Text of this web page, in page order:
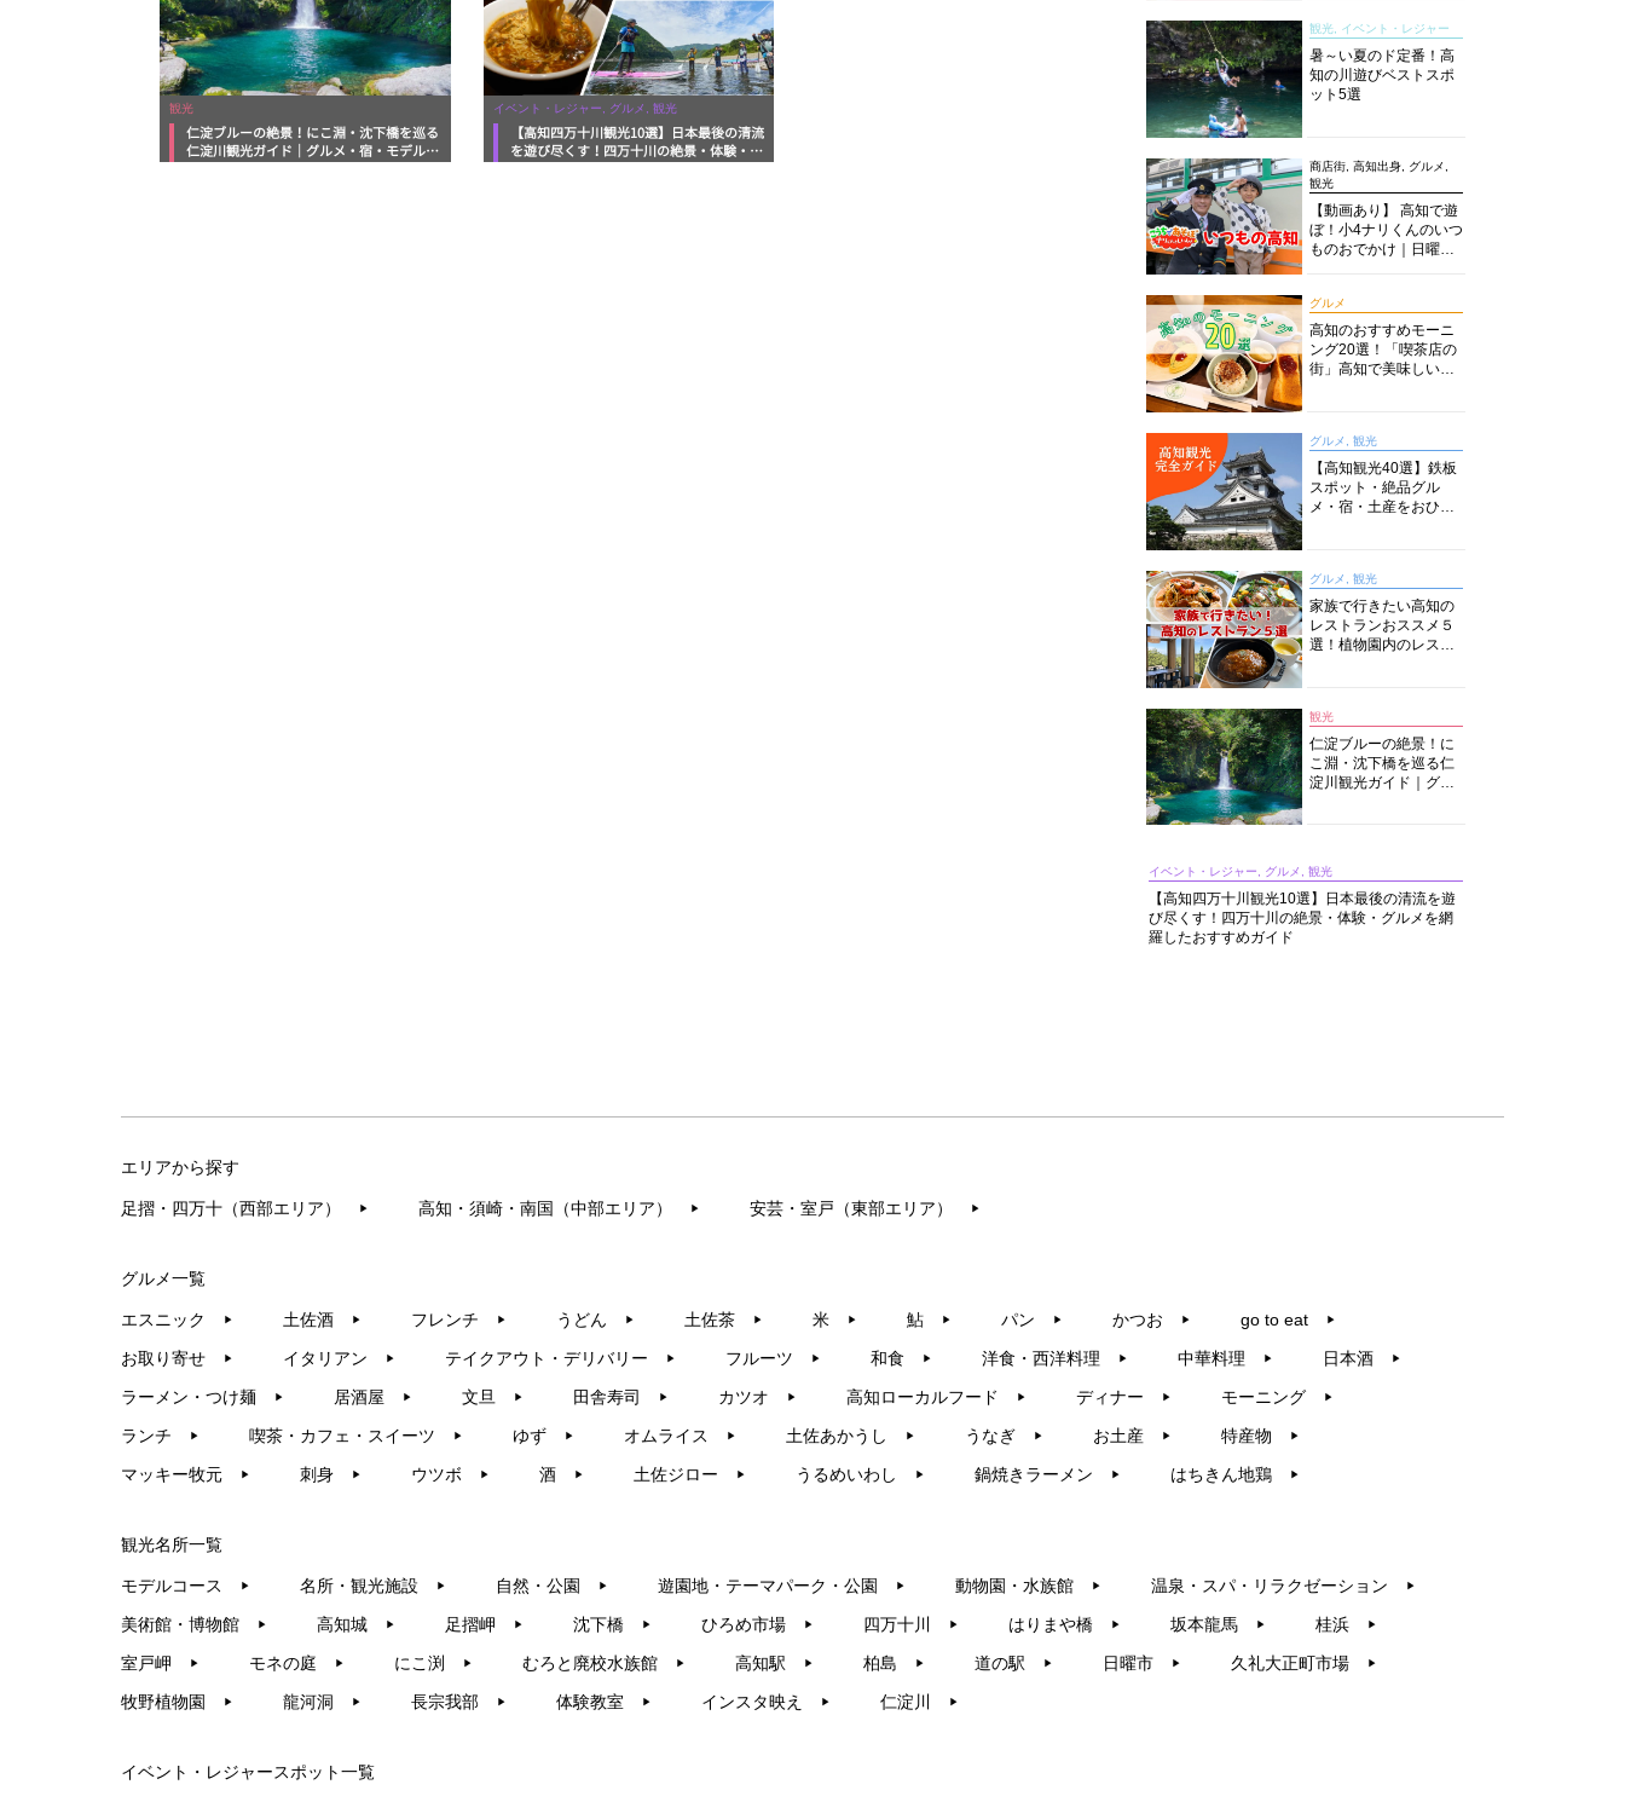
観光
仁淀ブルーの絶景！にこ淵・沈下橋を巡る
仁淀川観光ガイド｜グルメ・宿・モデルコ
イベント・レジャー, グルメ, 観光
【高知四万十川観光10選】日本最後の清流
を遊び尽くす！四万十川の絶景・体験・グ
説！
観光, イベント・レジャー
暑～い夏のド定番！高
知の川遊びベストスポ
ット5選
商店街, 高知出身, グルメ,
観光
【動画あり】 高知で遊
ぼ！小4ナリくんのいつ
ものおでかけ｜日曜市
グルメ
高知のおすすめモーニ
ング20選！「喫茶店の
街」高知で美味しい喫
グルメ, 観光
【高知観光40選】鉄板
スポット・絶品グル
メ・宿・土産をおひと
グルメ, 観光
家族で行きたい高知の
レストランおススメ５
選！植物園内のレスト
観光
仁淀ブルーの絶景！に
こ淵・沈下橋を巡る仁
淀川観光ガイド｜グル
イベント・レジャー, グルメ, 観光
【高知四万十川観光10選】日本最後の清流を遊
び尽くす！四万十川の絶景・体験・グルメを網
羅したおすすめガイド
エリアから探す
足摺・四万十（西部エリア） ▶︎ 高知・須崎・南国（中部エリア） ▶︎ 安芸・室戸（東部エリア） ▶︎
グルメ一覧
エスニック ▶︎ 土佐酒 ▶︎ フレンチ ▶︎ うどん ▶︎ 土佐茶 ▶︎ 米 ▶︎ 鮎 ▶︎ パン ▶︎ かつお ▶︎ go to eat ▶︎
お取り寄せ ▶︎ イタリアン ▶︎ テイクアウト・デリバリー ▶︎ フルーツ ▶︎ 和食 ▶︎ 洋食・西洋料理 ▶︎ 中華料理 ▶︎ 日本酒 ▶︎
ラーメン・つけ麺 ▶︎ 居酒屋 ▶︎ 文旦 ▶︎ 田舎寿司 ▶︎ カツオ ▶︎ 高知ローカルフード ▶︎ ディナー ▶︎ モーニング ▶︎
ランチ ▶︎ 喫茶・カフェ・スイーツ ▶︎ ゆず ▶︎ オムライス ▶︎ 土佐あかうし ▶︎ うなぎ ▶︎ お土産 ▶︎ 特産物 ▶︎
マッキー牧元 ▶︎ 刺身 ▶︎ ウツボ ▶︎ 酒 ▶︎ 土佐ジロー ▶︎ うるめいわし ▶︎ 鍋焼きラーメン ▶︎ はちきん地鶏 ▶︎
観光名所一覧
モデルコース ▶︎ 名所・観光施設 ▶︎ 自然・公園 ▶︎ 遊園地・テーマパーク・公園 ▶︎ 動物園・水族館 ▶︎ 温泉・スパ・リラクゼーション ▶︎
美術館・博物館 ▶︎ 高知城 ▶︎ 足摺岬 ▶︎ 沈下橋 ▶︎ ひろめ市場 ▶︎ 四万十川 ▶︎ はりまや橋 ▶︎ 坂本龍馬 ▶︎ 桂浜 ▶︎
室戸岬 ▶︎ モネの庭 ▶︎ にこ渕 ▶︎ むろと廃校水族館 ▶︎ 高知駅 ▶︎ 柏島 ▶︎ 道の駅 ▶︎ 日曜市 ▶︎ 久礼大正町市場 ▶︎
牧野植物園 ▶︎ 龍河洞 ▶︎ 長宗我部 ▶︎ 体験教室 ▶︎ インスタ映え ▶︎ 仁淀川 ▶︎
イベント・レジャースポット一覧